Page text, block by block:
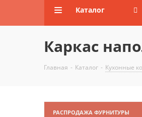
Каталог
Каркас
Главная - Каталог - Кухонные
РАСПРОДАЖА ФУРНИТУРЫ